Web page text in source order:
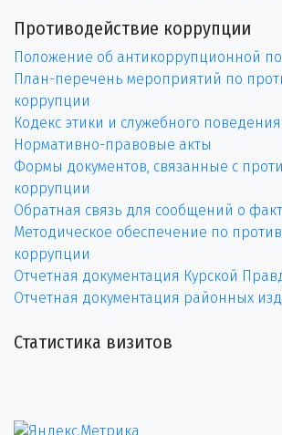
Противодействие коррупции
Положение об антикоррупционной
План-перечень мероприятий по
коррупции
Кодекс этики и служебного
Нормативно-правовые акты
Формы документов, связанные с
коррупции
Обратная связь для сообщений о
Методическое обеспечение по
коррупции
Отчетная документация Курской
Отчетная документация районных
Статистика визитов